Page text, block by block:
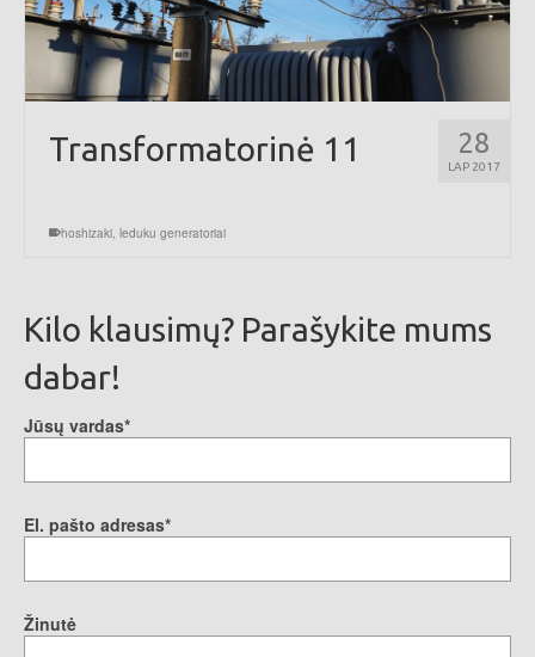
28
LAP 2017
Transformatorinė 11
hoshizaki, leduku generatoriai
Kilo klausimų? Parašykite mums
dabar!
Jūsų vardas*
El. pašto adresas*
Žinutė